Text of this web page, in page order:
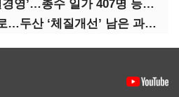
대기업, 여전한 ‘족벌경영’…총수 일가 407명 등기임원
중공업서 AI·반도체로…두산 ‘체질개선’ 남은 과제는